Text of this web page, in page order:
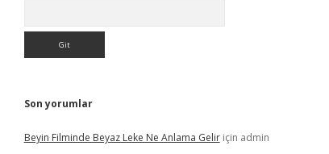
Son yorumlar
Beyin Filminde Beyaz Leke Ne Anlama Geliriçin admin